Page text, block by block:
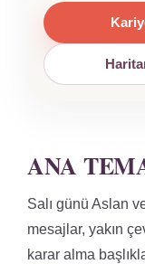
ANA
Salı günü Aslan
mesajlar, yakın
karar alma